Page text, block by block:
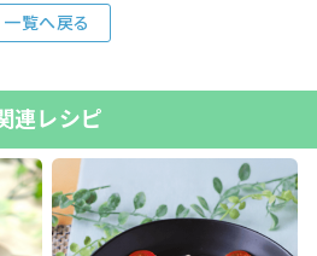
一覧へ戻る
連レシピ